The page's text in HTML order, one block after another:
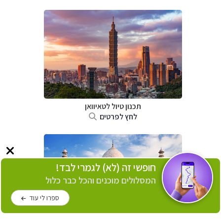
תכנון טיוללטאיוואן
לחץ לפרטים
חופשי זה (לא) לגמרי לבד!
המסלולים מוכנים והכל כבר כלול
ספרו לי עוד